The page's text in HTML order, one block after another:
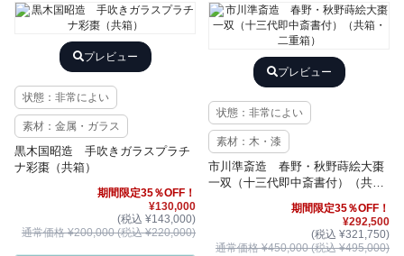
プレビュー
状態：非常によい
素材：金属・ガラス
黒木国昭造 手吹きガラスプラチ
ナ彩棗（共箱）
期間限定35％OFF！
¥130,000
(税込 ¥143,000)
通常価格 ¥200,000 (税込 ¥220,000)
プレビュー
状態：非常によい
素材：木・漆
市川準斎造 春野・秋野蒔絵大棗
一双（十三代即中斎書付）（共
期間限定35％OFF！
¥292,500
(税込 ¥321,750)
通常価格 ¥450,000 (税込 ¥495,000)